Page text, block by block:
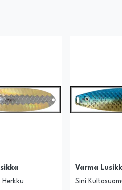
Herkku
Varma
Sini